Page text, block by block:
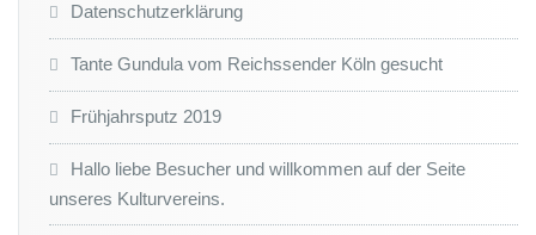
Datenschutzerklärung
Tante Gundula vom Reichssender Köln gesucht
Frühjahrsputz 2019
Hallo liebe Besucher und willkommen auf der Seite
unseres Kulturvereins.